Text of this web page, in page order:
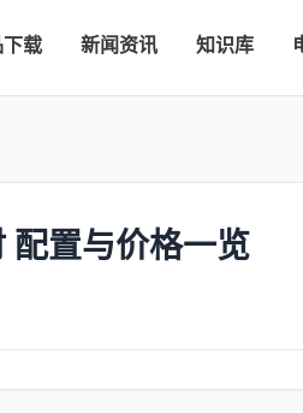
载 新闻资讯 知识库
配置与价格一览